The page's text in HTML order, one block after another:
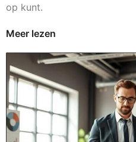
op kunt.
Meer lezen